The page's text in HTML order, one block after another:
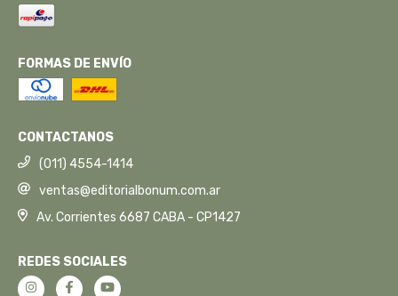
FORMAS DE ENVÍO
CONTACTANOS
(011) 4554-1414
ventas@editorialbonum.com.ar
Av. Corrientes 6687 CABA - CP1427
REDES SOCIALES